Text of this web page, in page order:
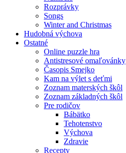
Rozprávky
Songs
Winter and Christmas
Hudobná výchova
Ostatné
Online puzzle hra
Antistresové omaľovánky
Časopis Smejko
Kam na výlet s deťmi
Zoznam materských škôl
Zoznam základných škôl
Pre rodičov
Bábätko
Tehotenstvo
Výchova
Zdravie
Recepty